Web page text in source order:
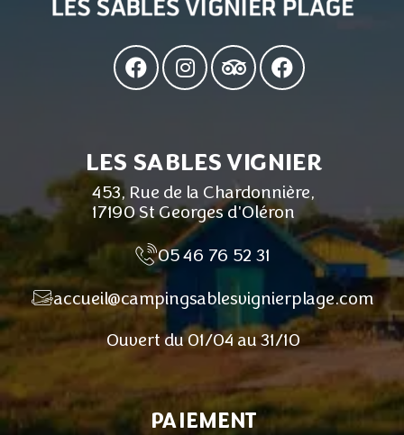
LES SABLES VIGNIER
453, Rue de la Chardonnière,
17190 St Georges d'Oléron
05 46 76 52 31
accueil@campingsablesvignierplage.com
Ouvert du 01/04 au 31/10
PAIEMENT